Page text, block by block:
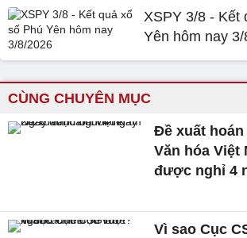
XSPY 3/8 - Kết
Yên hôm nay
CÙNG CHUYÊN MỤC
Đề xuất
Văn hóa Việt
được nghỉ 4
Vì sao Cục